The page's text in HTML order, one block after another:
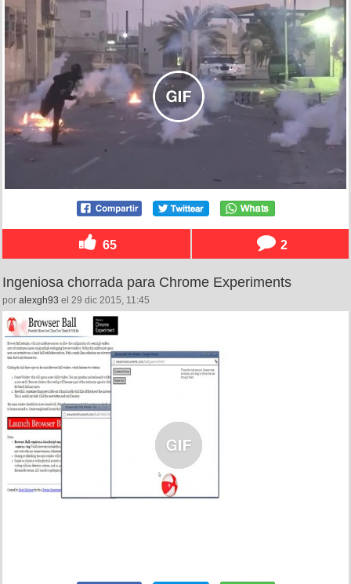
65 2
Ingeniosa chorrada para Chrome Experiments
por alexgh93 el 29 dic 2015, 11:45